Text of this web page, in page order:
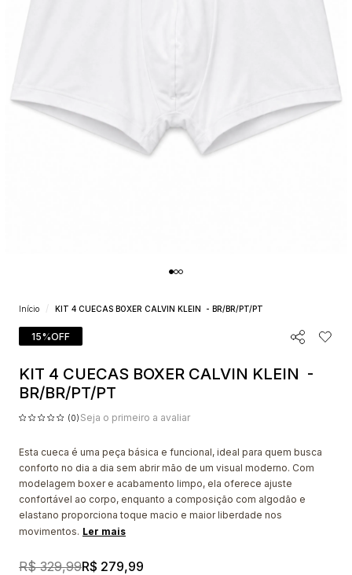
Início KIT 4 CUECAS BOXER CALVIN KLEIN - BR/BR/PT/PT
15%OFF
KIT 4 CUECAS BOXER CALVIN KLEIN -
BR/BR/PT/PT
(0) Seja o primeiro a avaliar
Esta cueca é uma peça básica e funcional, ideal para quem busca
conforto no dia a dia sem abrir mão de um visual moderno. Com
modelagem boxer e acabamento limpo, ela oferece ajuste
confortável ao corpo, enquanto a composição com algodão e
elastano proporciona toque macio e maior liberdade nos
movimentos. Ler mais
R$ 329,99R$ 279,99